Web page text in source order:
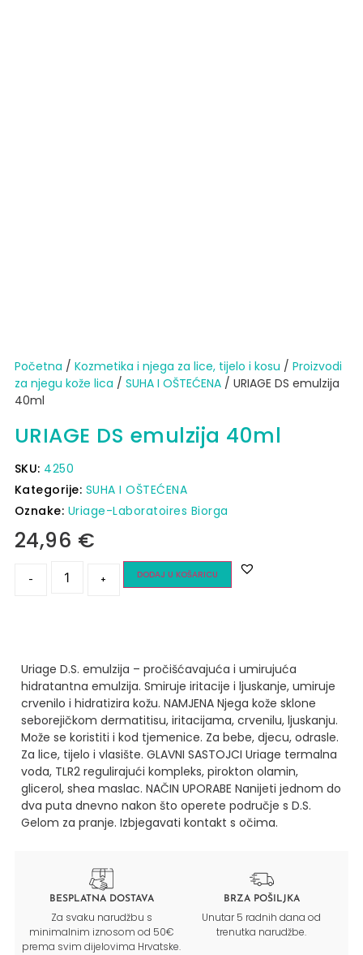
Početna / Kozmetika i njega za lice, tijelo i kosu / Proizvodi
za njegu kože lica / SUHA I OŠTEĆENA/ URIAGE DS emulzija
40ml
URIAGE DS emulzija 40ml
SKU: 4250
Kategorije: SUHA I OŠTEĆENA
Oznake: Uriage-Laboratoires Biorga
24,96 €
- + DODAJ U KOŠARICU
Uriage D.S. emulzija – pročišćavajuća i umirujuća
hidratantna emulzija. Smiruje iritacije i ljuskanje, umiruje
crvenilo i hidratizira kožu. NAMJENANjega kože sklone
seborejičkom dermatitisu, iritacijama, crvenilu, ljuskanju.
Može se koristiti i kod tjemenice. Za bebe, djecu, odrasle.
Za lice, tijelo i vlasište. GLAVNI SASTOJCI Uriage termalna
voda, TLR2 regulirajući kompleks, pirokton olamin,
glicerol, shea maslac. NAČIN UPORABE Nanijeti jednom do
dva puta dnevno nakon što operete područje s D.S.
Gelom za pranje. Izbjegavati kontakt s očima.
BESPLATNA DOSTAVA
Za svaku narudžbu s
minimalnim iznosom od 50€
prema svim dijelovima Hrvatske.
BRZA POŠILJKA
Unutar 5 radnih dana od
trenutka narudžbe.